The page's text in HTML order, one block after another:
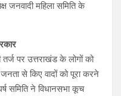
महिला समिति के
पर उत्तराखंड के लोगों को
से किए वादों को पूरा करने
समिति ने विधानसभा कूच